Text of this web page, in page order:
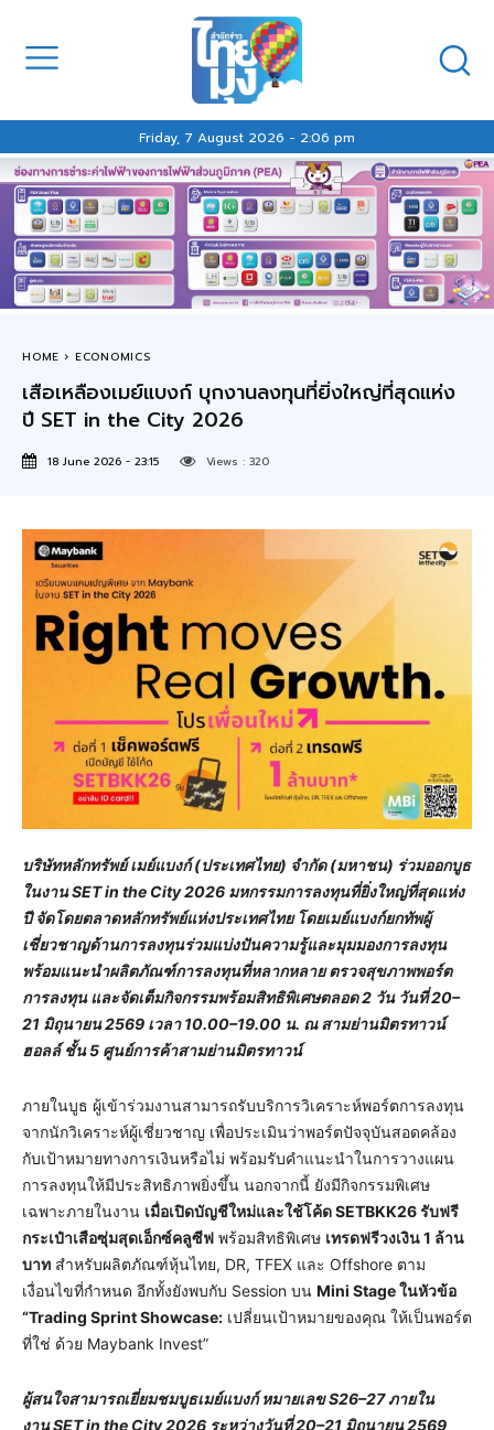
Friday, 7 August 2026 - 2:06 pm
HOME ECONOMICS
เสือเหลืองเมย์แบงก์ บุกงานลงทุนที่ยิ่งใหญ่ที่สุดแห่ง
ปี SET in the City 2026
18 June 2026 - 23:15 Views : 320
บริษัทหลักทรัพย์ เมย์แบงก์ (ประเทศไทย) จำกัด (มหาชน) ร่วมออกบูธ
ในงานSET in the City 2026 มหกรรมการลงทุนที่ยิ่งใหญ่ที่สุดแห่ง
ปี จัดโดยตลาดหลักทรัพย์แห่งประเทศไทย โดยเมย์แบงก์ยกทัพผู้
เชี่ยวชาญด้านการลงทุนร่วมแบ่งปันความรู้และมุมมองการลงทุน
พร้อมแนะนำผลิตภัณฑ์การลงทุนที่หลากหลาย ตรวจสุขภาพพอร์ต
การลงทุน และจัดเต็มกิจกรรมพร้อมสิทธิพิเศษตลอด 2 วัน วันที่ 20–
21 มิถุนายน 2569 เวลา 10.00–19.00 น. ณ สามย่านมิตรทาวน์
ฮอลล์ ชั้น 5 ศูนย์การค้าสามย่านมิตรทาวน์
ภายในบูธ ผู้เข้าร่วมงานสามารถรับบริการวิเคราะห์พอร์ตการลงทุน
จากนักวิเคราะห์ผู้เชี่ยวชาญ เพื่อประเมินว่าพอร์ตปัจจุบันสอดคล้อง
กับเป้าหมายทางการเงินหรือไม่ พร้อมรับคำแนะนำในการวางแผน
การลงทุนให้มีประสิทธิภาพยิ่งขึ้น นอกจากนี้ ยังมีกิจกรรมพิเศษ
เฉพาะภายในงาน เมื่อเปิดบัญชีใหม่และใช้โค้ดSETBKK26 รับฟรี
กระเป๋าเสือซุ่มสุดเอ็กซ์คลูซีฟ พร้อมสิทธิพิเศษ เทรดฟรีวงเงิน 1 ล้าน
บาท สำหรับผลิตภัณฑ์หุ้นไทย, DR, TFEX และ Offshore ตาม
เงื่อนไขที่กำหนด อีกทั้งยังพบกับ Session บน Mini Stage ในหัวข้อ
“Trading Sprint Showcase: เปลี่ยนเป้าหมายของคุณ ให้เป็นพอร์ต
ที่ใช่ ด้วย Maybank Invest”
ผู้สนใจสามารถเยี่ยมชมบูธเมย์แบงก์ หมายเลขS26–27 ภายใน
งาน SET in the City 2026 ระหว่างวันที่ 20–21 มิถุนายน 2569